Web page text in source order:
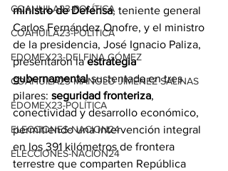
COAHUILA23-POLÍTICA
COAHUILA23-POLÍTICA
EDOMEX23-DELFINA GÓMEZ
COAHUILA23-MANOLO JIMÉNEZ SALINAS
EDOMEX23-POLÍTICA
ELECCIONES-NACION24
ELECCIONES-NACION24
ministro de Defensa, teniente general
Carlos Fernández Onofre, y el ministro
de la presidencia, José Ignacio Paliza,
presentaron la estrategia
gubernamental sustentada en tres
pilares: seguridad fronteriza,
conectividad y desarrollo económico,
permitiendo una intervención integral
en los 391 kilómetros de frontera
terrestre que comparten República